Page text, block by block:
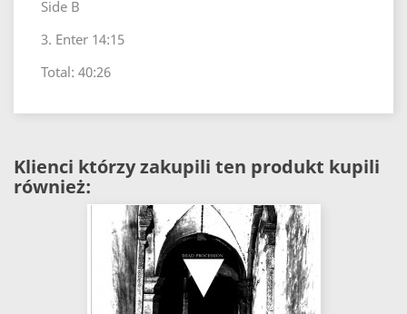
Side B
3. Enter 14:15
Total: 40:26
Klienci którzy zakupili ten produkt kupili
również: